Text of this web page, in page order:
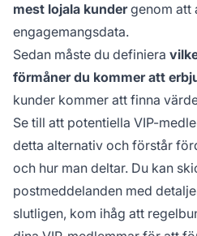
mest lojala kundergenom att
engagemangsdata.
Sedan måste du definiera
förmåner du kommer att
kunder kommer att finna
Se till att potentiella VIP-
detta alternativ och förstår
och hur man deltar. Du kan
postmeddelanden med
slutligen, kom ihåg att